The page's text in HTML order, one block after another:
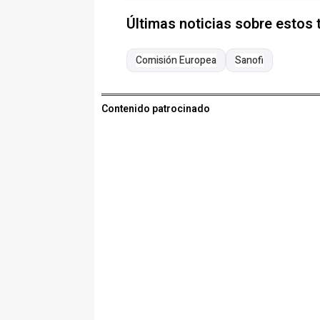
Últimas noticias sobre estos
Comisión Europea Sanofi
Contenido patrocinado